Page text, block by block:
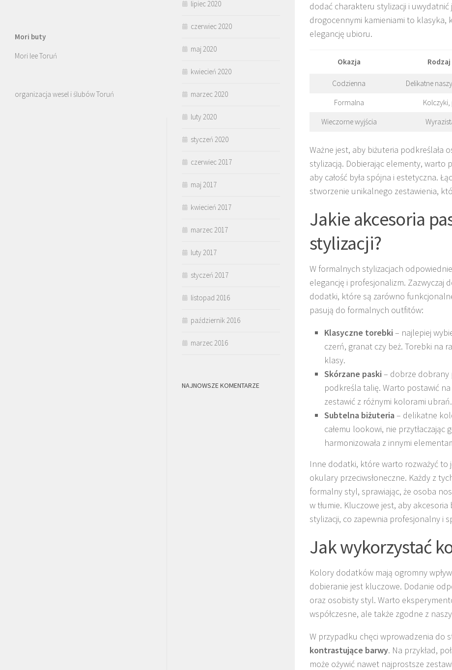
dodać charakteru stylizacji i
drogocennymi kamieniami to klasyka,
elegancję ubioru.
Okazja
Codzienna Delikatne
Formalna
Wieczorne wyjścia
Ważne jest, aby biżuteria podkreślała
stylizacją. Dobierając elementy, warto
aby całość była spójna i estetyczna.
stworzenie unikalnego zestawienia,
Jakie akcesoria
stylizacji?
W formalnych stylizacjach
elegancję i profesjonalizm. Zazwyczaj
dodatki, które są zarówno
pasują do formalnych outfitów:
Klasyczne torebki – najlepiej
czerń, granat czy beż. Torebki na
klasy.
Skórzane paski – dobrze dobrany
podkreśla talię. Warto postawić
zestawić z różnymi kolorami ubrań.
Subtelna biżuteria – delikatne
całemu lookowi, nie przytłaczając
harmonizowała z innymi
Inne dodatki, które warto rozważyć to
okulary przeciwsłoneczne. Każdy z
formalny styl, sprawiając, że osoba
w tłumie. Kluczowe jest, aby
stylizacji, co zapewnia profesjonalny i
Jak wykorzystać
Kolory dodatków mają ogromny
dobieranie jest kluczowe. Dodanie
oraz osobisty styl. Warto
współczesne, ale także zgodne z
W przypadku chęci wprowadzenia do
kontrastujące barwy. Na przykład,
może ożywić nawet najprostsze
Mori buty
Mori lee Toruń
organizacja wesel i ślubów Toruń
lipiec 2020
czerwiec 2020
maj 2020
kwiecień 2020
marzec 2020
luty 2020
styczeń 2020
czerwiec 2017
maj 2017
kwiecień 2017
marzec 2017
luty 2017
styczeń 2017
listopad 2016
październik 2016
marzec 2016
NAJNOWSZE KOMENTARZE